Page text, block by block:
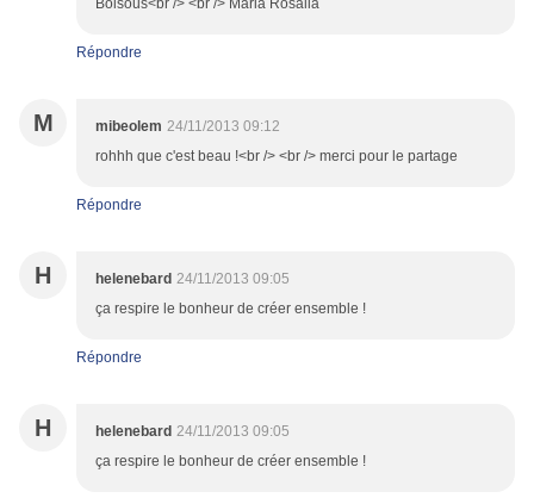
Boisous<br /> <br /> Maria Rosalia
Répondre
M mibeolem 24/11/2013 09:12
rohhh que c'est beau !<br /> <br /> merci pour le partage
Répondre
H helenebard 24/11/2013 09:05
ça respire le bonheur de créer ensemble !
Répondre
H helenebard 24/11/2013 09:05
ça respire le bonheur de créer ensemble !